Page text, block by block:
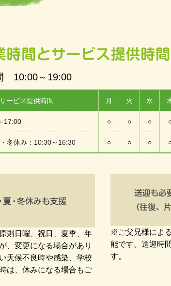
10:00～19:00
サービス提供時間 月 火 水
17:00 ○ ○ ○
冬休み：10:30～16:30 ○ ○ ○
則日曜、祝日、夏季、年
、変更になる場合があり
天候不良時や感染、学校
は、休みになる場合もご
※ご父兄様によ
能です。送迎時
す。